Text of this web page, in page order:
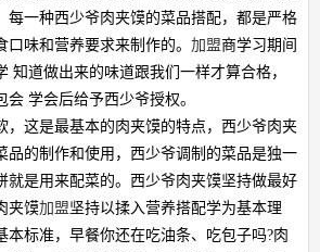
每一种西少爷肉夹馍的菜品搭配，都是严格
味和营养要求来制作的。 加盟商学习期间
知道做出来的味道跟我们一样才算合格，
学会后给予西少爷授权。
，这是最基本的肉夹馍的特点，西少爷肉夹
品的制作和使用，西少爷调制的菜品是独一
就是用来配菜的。西少爷肉夹馍坚持做最好
夹馍加盟坚持以揉入营养搭配学为基本理
本标准，早餐你还在吃油条、吃包子吗?肉